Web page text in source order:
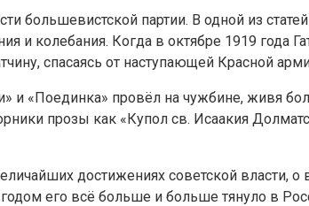
большевистской партии. В одной из
колебания. Когда в октябре 1919 года
спасаясь от наступающей Красной
и «Поединка» провёл на чужбине, живя
прозы как «Купол св. Исаакия
достижениях советской власти, о
его всё больше и больше тянуло в